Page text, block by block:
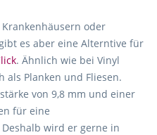
oder
es aber eine Alterntive für
. Ähnlich wie bei Vinyl
als Planken und Fliesen.
von 9,8 mm und einer
für eine
wird er gerne in